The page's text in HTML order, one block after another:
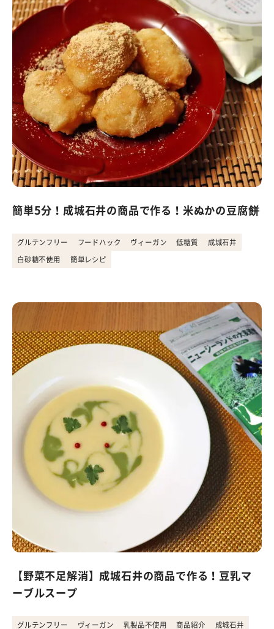
簡単5分！成城石井の商品で作る！米ぬかの豆腐餅
グルテンフリー フードハック ヴィーガン 低糖質 成城石井
白砂糖不使用 簡単レシピ
【野菜不足解消】成城石井の商品で作る！豆乳マ
ーブルスープ
グルテンフリー ヴィーガン 乳製品不使用 商品紹介 成城石井